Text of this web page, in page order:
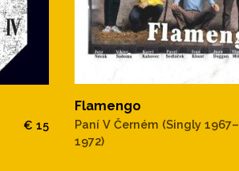
€ 15
Flamengo
Paní V Černém (Singly 1967–
1972)